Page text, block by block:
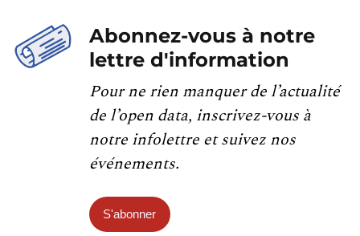
Abonnez-vous à notre
lettre d'information
Pour ne rien manquer de l’actualité
de l’open data, inscrivez-vous à
notre infolettre et suivez nos
événements.
S'abonner